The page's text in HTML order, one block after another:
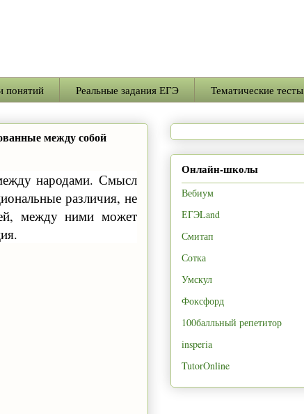
понятий Реальные задания ЕГЭ Тематические тесты
между собой
народами. Смысл
различия, не
между ними может
Онлайн-школы
Вебиум
ЕГЭLand
Смитап
Сотка
Умскул
Фоксфорд
100балльный репетитор
insperia
TutorOnline